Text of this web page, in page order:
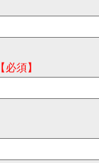
【必須】